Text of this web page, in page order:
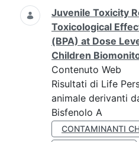
Juvenile Toxicity
Toxicological
(BPA) at Dose
Children
Contenuto Web
Risultati di Life
animale derivanti
Bisfenolo A
CONTAMINANTI